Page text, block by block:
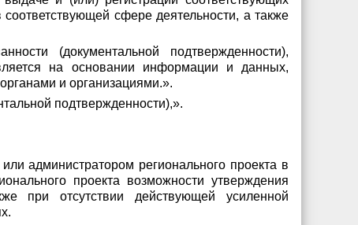
сфере деятельности, а также
(документальной подтвержденности),
на основании информации и данных,
и организациями.».
подтвержденности),».
администратором регионального проекта в
проекта возможности утверждения
при отсутствии действующей усиленной